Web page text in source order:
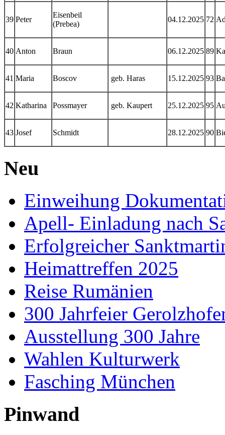
39 Peter
Eisenbeil
(Prebea)
04.12.2025 72
40 Anton Braun 06.12.2025 89
41 Maria Boscov geb. Haras 15.12.2025 93
42 Katharina Possmayer geb. Kaupert 25.12.2025 95
43 Josef Schmidt 28.12.2025 90
Neu
Einweihung
Apell- Einladung nach
Erfolgreicher
Heimattreffen 2025
Reise Rumänien
300 Jahrfeier
Ausstellung 300 Jahre
Wahlen Kulturwerk
Fasching München
Pinwand